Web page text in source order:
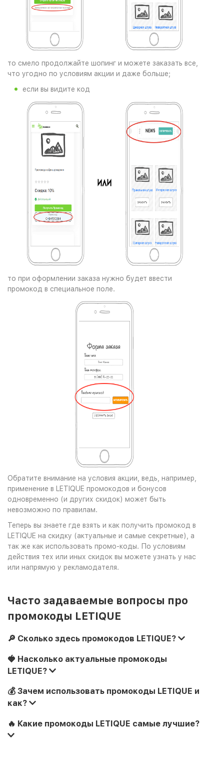
то смело продолжайте шопинг и можете заказать все,
что угодно по условиям акции и даже больше;
если вы видите код
то при оформлении заказа нужно будет ввести
промокод в специальное поле.
Обратите внимание на условия акции, ведь, например,
применение в LETIQUE промокодов и бонусов
одновременно (и других скидок) может быть
невозможно по правилам.
Теперь вы знаете где взять и как получить промокод в
LETIQUE на скидку (актуальные и самые секретные), а
так же как использовать промо-коды. По условиям
действия тех или иных скидок вы можете узнать у нас
или напрямую у рекламодателя.
Часто задаваемые вопросы про
промокоды LETIQUE
🔎 Сколько здесь промокодов LETIQUE?
🍓 Насколько актуальные промокоды
LETIQUE?
💰 Зачем использовать промокоды LETIQUE и
как?
🔥 Какие промокоды LETIQUE самые лучшие?